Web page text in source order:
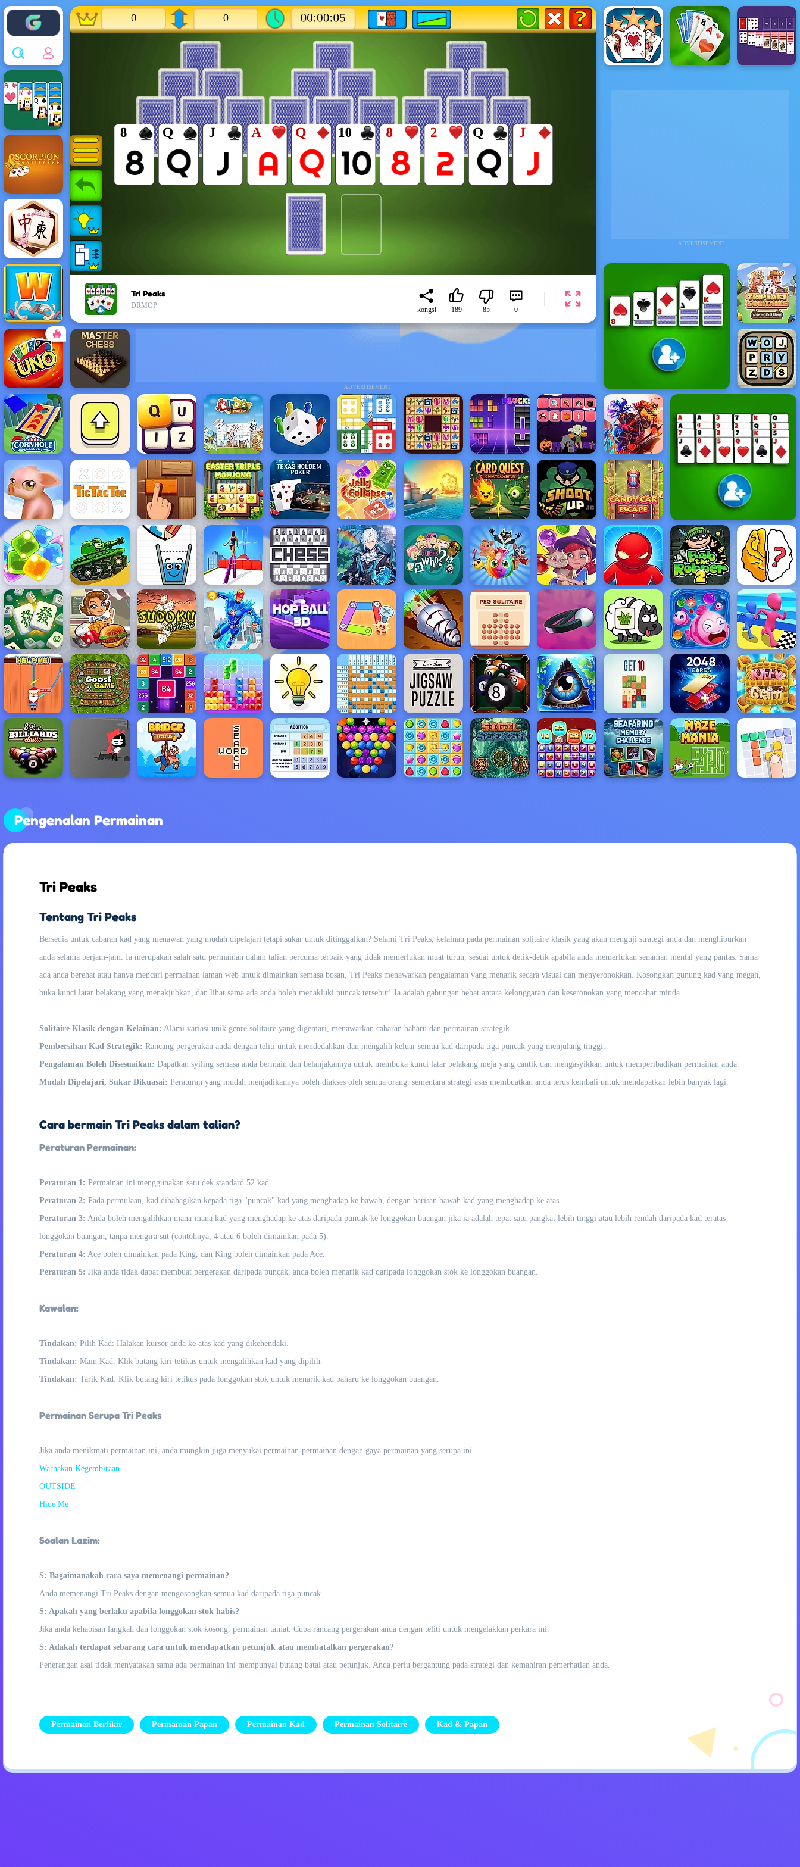
Enjoy4fun
ADVERTISEMENT
ADVERTISEMENT
Tri Peaks
DRMOP
kongsi 189 85 0
Pengenalan Permainan
Tri Peaks
Tentang Tri Peaks
Bersedia untuk cabaran kad yang menawan yang mudah dipelajari tetapi sukar untuk ditinggalkan? Selami Tri Peaks, kelainan pada permainan solitaire klasik yang akan menguji strategi anda dan menghiburkan
anda selama berjam-jam. Ia merupakan salah satu permainan dalam talian percuma terbaik yang tidak memerlukan muat turun, sesuai untuk detik-detik apabila anda memerlukan senaman mental yang pantas. Sama
ada anda berehat atau hanya mencari permainan laman web untuk dimainkan semasa bosan, Tri Peaks menawarkan pengalaman yang menarik secara visual dan menyeronokkan. Kosongkan gunung kad yang megah,
buka kunci latar belakang yang menakjubkan, dan lihat sama ada anda boleh menakluki puncak tersebut! Ia adalah gabungan hebat antara kelonggaran dan keseronokan yang mencabar minda.
Solitaire Klasik dengan Kelainan: Alami variasi unik genre solitaire yang digemari, menawarkan cabaran baharu dan permainan strategik.
Pembersihan Kad Strategik: Rancang pergerakan anda dengan teliti untuk mendedahkan dan mengalih keluar semua kad daripada tiga puncak yang menjulang tinggi.
Pengalaman Boleh Disesuaikan: Dapatkan syiling semasa anda bermain dan belanjakannya untuk membuka kunci latar belakang meja yang cantik dan mengasyikkan untuk memperibadikan permainan anda.
Mudah Dipelajari, Sukar Dikuasai: Peraturan yang mudah menjadikannya boleh diakses oleh semua orang, sementara strategi asas membuatkan anda terus kembali untuk mendapatkan lebih banyak lagi.
Cara bermain Tri Peaks dalam talian?
Peraturan Permainan:
Peraturan 1: Permainan ini menggunakan satu dek standard 52 kad.
Peraturan 2: Pada permulaan, kad dibahagikan kepada tiga "puncak" kad yang menghadap ke bawah, dengan barisan bawah kad yang menghadap ke atas.
Peraturan 3: Anda boleh mengalihkan mana-mana kad yang menghadap ke atas daripada puncak ke longgokan buangan jika ia adalah tepat satu pangkat lebih tinggi atau lebih rendah daripada kad teratas
longgokan buangan, tanpa mengira sut (contohnya, 4 atau 6 boleh dimainkan pada 5).
Peraturan 4: Ace boleh dimainkan pada King, dan King boleh dimainkan pada Ace.
Peraturan 5: Jika anda tidak dapat membuat pergerakan daripada puncak, anda boleh menarik kad daripada longgokan stok ke longgokan buangan.
Kawalan:
Tindakan: Pilih Kad: Halakan kursor anda ke atas kad yang dikehendaki.
Tindakan: Main Kad: Klik butang kiri tetikus untuk mengalihkan kad yang dipilih.
Tindakan: Tarik Kad: Klik butang kiri tetikus pada longgokan stok untuk menarik kad baharu ke longgokan buangan.
Permainan Serupa Tri Peaks
Jika anda menikmati permainan ini, anda mungkin juga menyukai permainan-permainan dengan gaya permainan yang serupa ini.
Warnakan Kegembiraan
OUTSIDE
Hide Me
Soalan Lazim:
S: Bagaimanakah cara saya memenangi permainan?
Anda memenangi Tri Peaks dengan mengosongkan semua kad daripada tiga puncak.
S: Apakah yang berlaku apabila longgokan stok habis?
Jika anda kehabisan langkah dan longgokan stok kosong, permainan tamat. Cuba rancang pergerakan anda dengan teliti untuk mengelakkan perkara ini.
S: Adakah terdapat sebarang cara untuk mendapatkan petunjuk atau membatalkan pergerakan?
Penerangan asal tidak menyatakan sama ada permainan ini mempunyai butang batal atau petunjuk. Anda perlu bergantung pada strategi dan kemahiran pemerhatian anda.
Permainan Berfikir Permainan Papan Permainan Kad Permainan Solitaire Kad & Papan